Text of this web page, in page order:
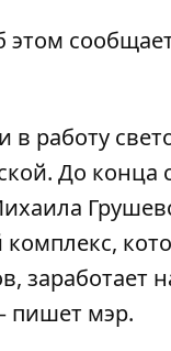
этом
в работу
До
заработает
пишет мэр.